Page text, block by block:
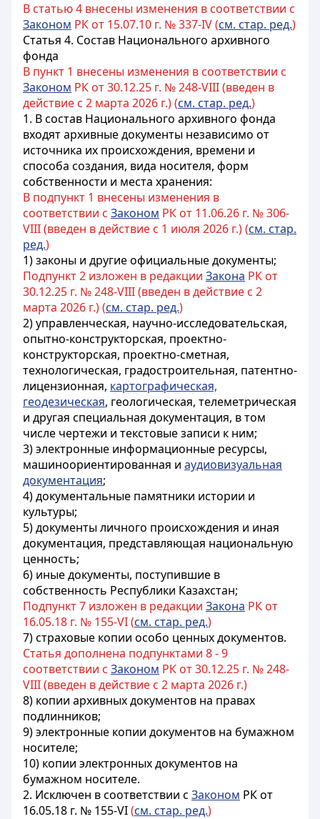
В статью 4 внесены изменения в соответствии с
Законом РК от 15.07.10 г. № 337-IV (см. стар. ред.)
Статья 4. Состав Национального архивного
фонда
В пункт 1 внесены изменения в соответствии с
Законом РК от 30.12.25 г. № 248-VIII (введен в
действие с 2 марта 2026 г.) (см. стар. ред.)
1. В состав Национального архивного фонда
входят архивные документы независимо от
источника их происхождения, времени и
способа создания, вида носителя, форм
собственности и места хранения:
В подпункт 1 внесены изменения в
соответствии с Законом РК от 11.06.26 г. № 306-
VIII (введен в действие с 1 июля 2026 г.) (см. стар.
ред.)
1)законы и другие официальные документы;
Подпункт 2 изложен в редакции Закона РК от
30.12.25 г. № 248-VIII (введен в действие с 2
марта 2026 г.) (см. стар. ред.)
2) управленческая, научно-исследовательская,
опытно-конструкторская, проектно-
конструкторская, проектно-сметная,
технологическая, градостроительная, патентно-
лицензионная, картографическая,
геодезическая, геологическая, телеметрическая
и другая специальная документация, в том
числе чертежи и текстовые записи к ним;
3) электронные информационные ресурсы,
машиноориентированная и аудиовизуальная
документация;
4) документальные памятники истории и
культуры;
5) документы личного происхождения и иная
документация, представляющая национальную
ценность;
6) иные документы, поступившие в
собственность Республики Казахстан;
Подпункт 7 изложен в редакции Закона РК от
16.05.18 г. № 155-VI (см. стар. ред.)
7) страховые копии особо ценных документов.
Статья дополнена подпунктами 8 - 9
соответствии с Законом РК от 30.12.25 г. № 248-
VIII (введен в действие с 2 марта 2026 г.)
8) копии архивных документов на правах
подлинников;
9) электронные копии документов на бумажном
носителе;
10) копии электронных документов на
бумажном носителе.
2. Исключен в соответствии с Законом РК от
16.05.18 г. № 155-VI(см. стар. ред.)